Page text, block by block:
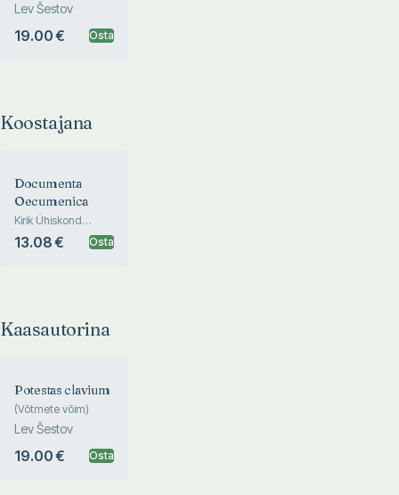
Lev Šestov
19.00 € Osta
Koostajana
Documenta
Oecumenica
Kirik Ühiskond
Misjon
13.08 € Osta
Kaasautorina
Potestas clavium
(Võtmete võim)
Lev Šestov
19.00 € Osta